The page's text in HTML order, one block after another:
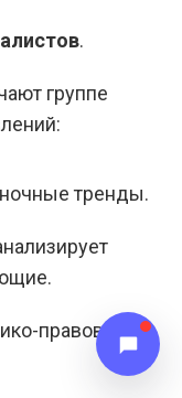
.
группе
тренды.
правовые